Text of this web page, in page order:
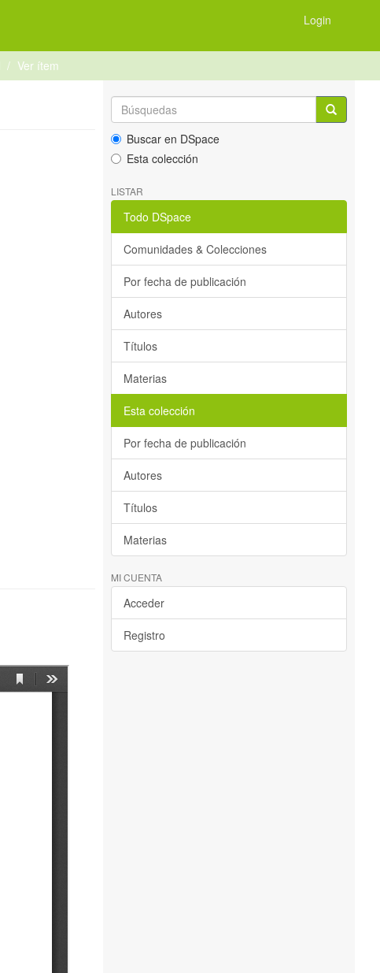
Login
Ver ítem
Buscar en DSpace
Esta colección
LISTAR
Todo DSpace
Comunidades & Colecciones
Por fecha de publicación
Autores
Títulos
Materias
Esta colección
Por fecha de publicación
Autores
Títulos
Materias
MI CUENTA
Acceder
Registro